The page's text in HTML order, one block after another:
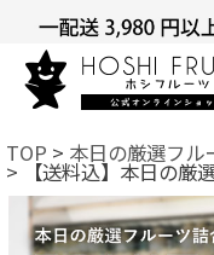
TOP 本日の厳選フル
【送料込】本日の厳